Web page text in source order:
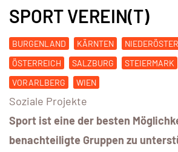
SPORT VEREIN(T)
BURGENLAND KÄRNTEN
ÖSTERREICH
SALZBURG STEIERMARK
VORARLBERG
WIEN
Soziale Projekte
Sport ist eine der besten
benachteiligte Gruppen zu